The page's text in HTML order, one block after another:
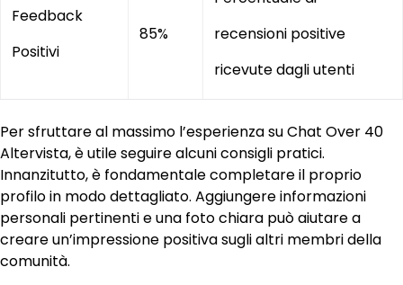
Feedback
Positivi
85%
recensioni positive
ricevute dagli utenti
Per sfruttare al massimo l’esperienza su Chat Over 40
Altervista, è utile seguire alcuni consigli pratici.
Innanzitutto, è fondamentale completare il proprio
profilo in modo dettagliato. Aggiungere informazioni
personali pertinenti e una foto chiara può aiutare a
creare un’impressione positiva sugli altri membri della
comunità.